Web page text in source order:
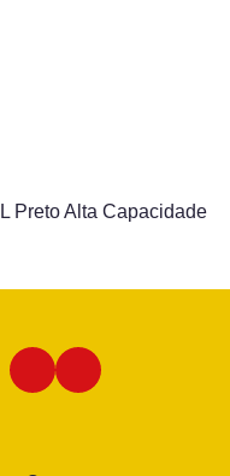
Preto Alta Capacidade